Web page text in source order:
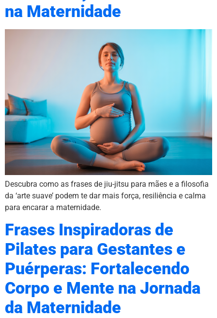
na Maternidade
Descubra como as frases de jiu-jitsu para mães e a filosofia
da ‘arte suave’ podem te dar mais força, resiliência e calma
para encarar a maternidade.
Frases Inspiradoras de
Pilates para Gestantes e
Puérperas: Fortalecendo
Corpo e Mente na Jornada
da Maternidade